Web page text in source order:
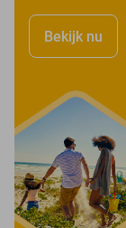
Bekijk nu